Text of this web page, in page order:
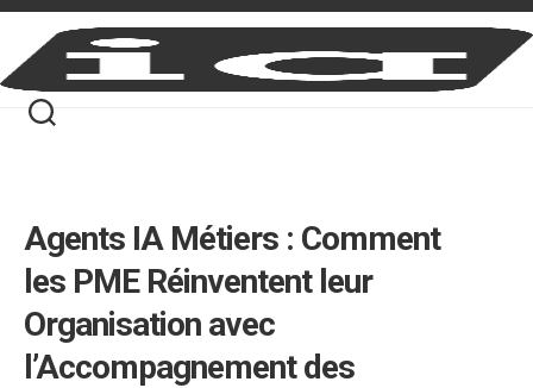
Skip
content
Agents IA Métiers : Comment
les PME Réinventent leur
Organisation avec
l’Accompagnement des